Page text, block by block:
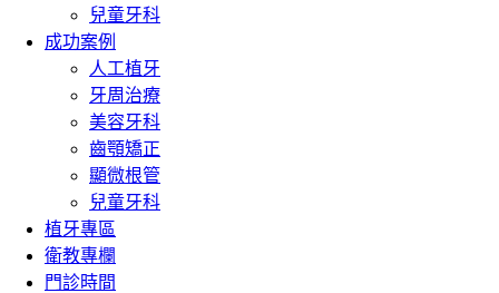
兒童牙科
成功案例
人工植牙
牙周治療
美容牙科
齒顎矯正
顯微根管
兒童牙科
植牙專區
衛教專欄
門診時間